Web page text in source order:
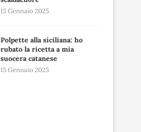
15 Gennaio 2025
Polpette alla siciliana: ho
rubato la ricetta a mia
suocera catanese
15 Gennaio 2025